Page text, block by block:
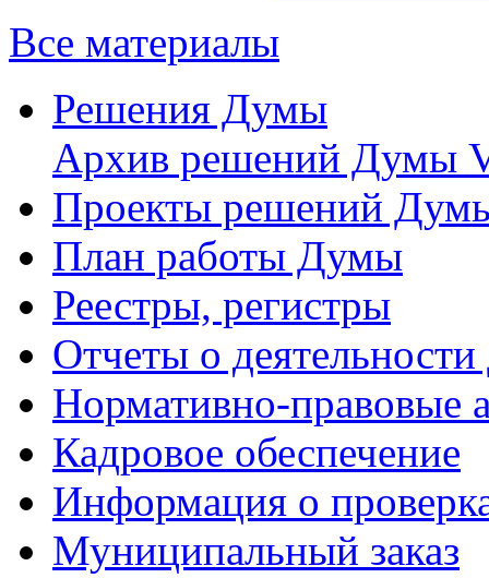
Все материалы
Решения Думы
Архив решений Думы
Проекты решений
План работы Думы
Реестры, регистры
Отчеты о
Нормативно-правовые
Кадровое обеспечение
Информация о
Муниципальный заказ